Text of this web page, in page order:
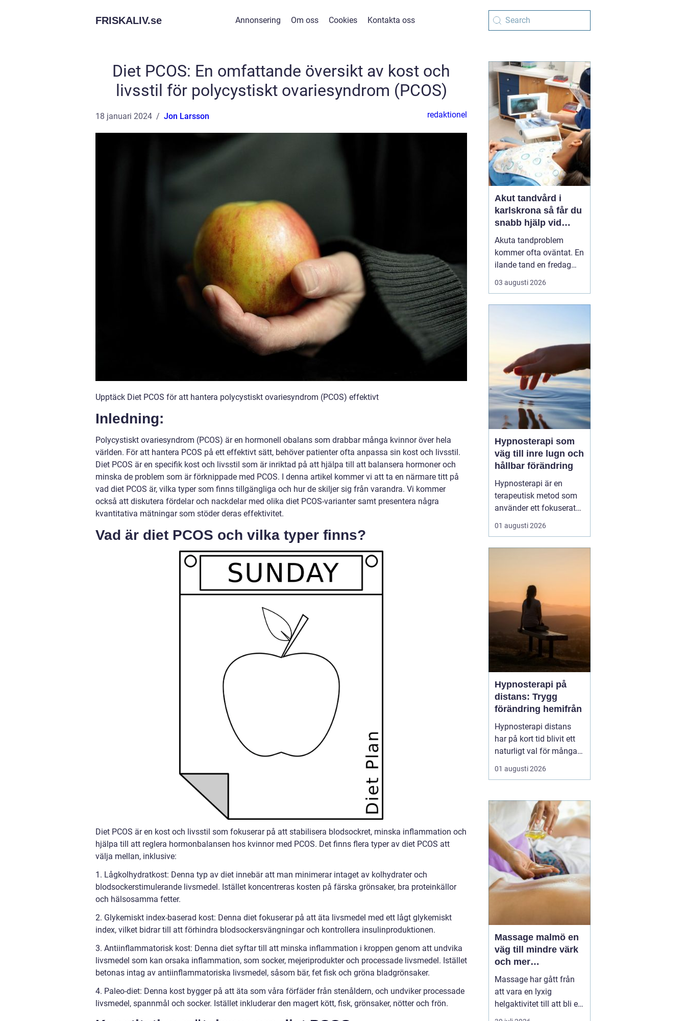
FRISKALIV.se Annonsering Om oss Cookies Kontakta oss
Diet PCOS: En omfattande översikt av kost och
livsstil för polycystiskt ovariesyndrom (PCOS)
18 januari 2024 Jon Larsson redaktionel
Upptäck Diet PCOS för att hantera polycystiskt ovariesyndrom (PCOS) effektivt
Inledning:
Polycystiskt ovariesyndrom (PCOS) är en hormonell obalans som drabbar många kvinnor över hela
världen. För att hantera PCOS på ett effektivt sätt, behöver patienter ofta anpassa sin kost och livsstil.
Diet PCOS är en specifik kost och livsstil som är inriktad på att hjälpa till att balansera hormoner och
minska de problem som är förknippade med PCOS. I denna artikel kommer vi att ta en närmare titt på
vad diet PCOS är, vilka typer som finns tillgängliga och hur de skiljer sig från varandra. Vi kommer
också att diskutera fördelar och nackdelar med olika diet PCOS-varianter samt presentera några
kvantitativa mätningar som stöder deras effektivitet.
Vad är diet PCOS och vilka typer finns?
Diet PCOS är en kost och livsstil som fokuserar på att stabilisera blodsockret, minska inflammation och
hjälpa till att reglera hormonbalansen hos kvinnor med PCOS. Det finns flera typer av diet PCOS att
välja mellan, inklusive:
1. Lågkolhydratkost: Denna typ av diet innebär att man minimerar intaget av kolhydrater och
blodsockerstimulerande livsmedel. Istället koncentreras kosten på färska grönsaker, bra proteinkällor
och hälsosamma fetter.
2. Glykemiskt index-baserad kost: Denna diet fokuserar på att äta livsmedel med ett lågt glykemiskt
index, vilket bidrar till att förhindra blodsockersvängningar och kontrollera insulinproduktionen.
3. Antiinflammatorisk kost: Denna diet syftar till att minska inflammation i kroppen genom att undvika
livsmedel som kan orsaka inflammation, som socker, mejeriprodukter och processade livsmedel. Istället
betonas intag av antiinflammatoriska livsmedel, såsom bär, fet fisk och gröna bladgrönsaker.
4. Paleo-diet: Denna kost bygger på att äta som våra förfäder från stenåldern, och undviker processade
livsmedel, spannmål och socker. Istället inkluderar den magert kött, fisk, grönsaker, nötter och frön.
Akut tandvård i
karlskrona så får du
snabb hjälp vid
tandvärk och skador
Akuta tandproblem
kommer ofta oväntat. En
ilande tand en fredag
kväll, en svullnad som
blir värre över natten
vända dig för snabb och
trygg akut tandvård i
Karlskr...
03 augusti 2026
Hypnosterapi som
väg till inre lugn och
hållbar förändring
Hypnosterapi är en
terapeutisk metod som
använder ett fokuserat
och avslappnat
sinnestillstånd för att
kan personen få tillgå...
01 augusti 2026
Hypnosterapi på
distans: Trygg
förändring hemifrån
Hypnosterapi distans
har på kort tid blivit ett
naturligt val för många
som vill arbeta med
personlig utveckling
fysisk mottagning.
Genom säkra
videosamtal kan klient
och terapeut mötas
oavsett var i l...
01 augusti 2026
Massage malmö en
väg till mindre värk
och mer
vardagsenergi
Massage har gått från
att vara en lyxig
helgaktivitet till att bli en
naturlig del av många